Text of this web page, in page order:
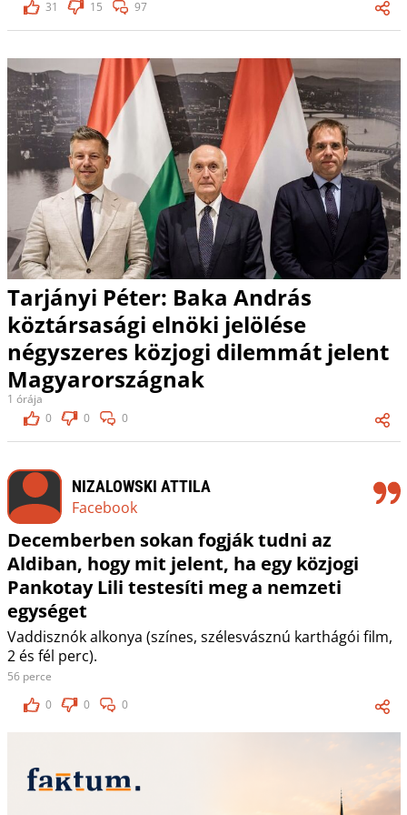
31
15 97
Tarjányi Péter: Baka András
köztársasági elnöki jelölése
négyszeres közjogi dilemmát jelent
Magyarországnak
1 órája
0
0 0
NIZALOWSKI ATTILA
Facebook
Decemberben sokan fogják tudni az
Aldiban, hogy mit jelent, ha egy közjogi
Pankotay Lili testesíti meg a nemzeti
egységet
Vaddisznók alkonya (színes, szélesvásznú karthágói film,
2 és fél perc).
56 perce
0
0 0